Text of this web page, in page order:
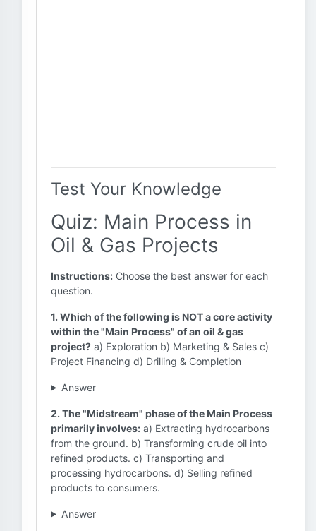
Test Your Knowledge
Quiz: Main Process in
Oil & Gas Projects
Instructions: Choose the best answer for each
question.
1. Which of the following is NOT a core activity
within the "Main Process" of an oil & gas
project? a) Exploration b) Marketing & Sales c)
Project Financing d) Drilling & Completion
Answer
2. The "Midstream" phase of the Main Process
primarily involves: a) Extracting hydrocarbons
from the ground. b) Transforming crude oil into
refined products. c) Transporting and
processing hydrocarbons. d) Selling refined
products to consumers.
Answer